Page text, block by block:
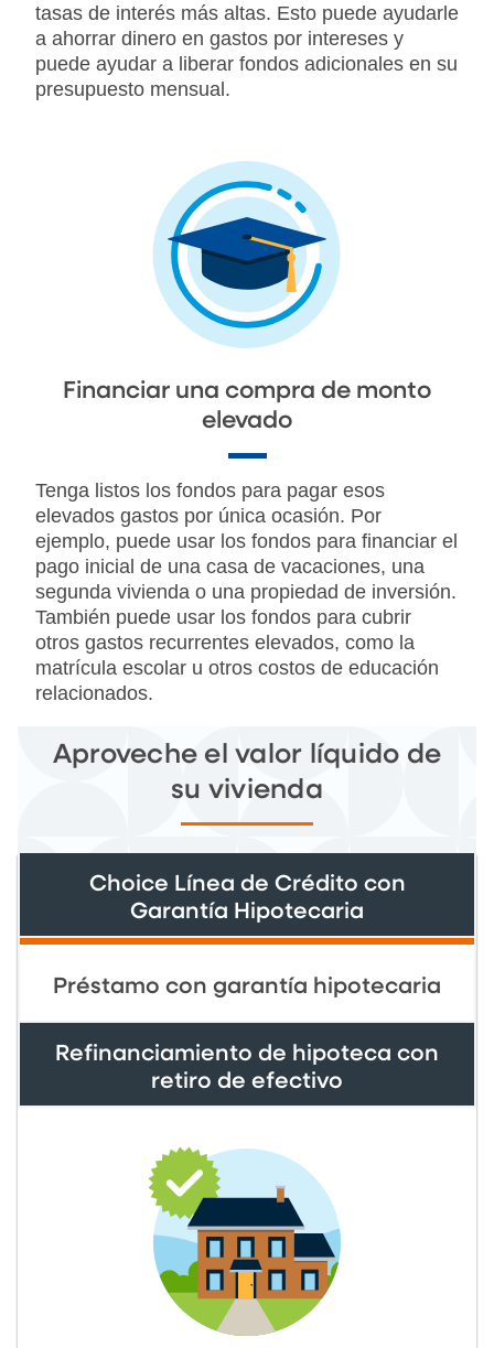
tasas de interés más altas. Esto puede ayudarle
a ahorrar dinero en gastos por intereses y
puede ayudar a liberar fondos adicionales en su
presupuesto mensual.
Financiar una compra de monto
elevado
Tenga listos los fondos para pagar esos
elevados gastos por única ocasión. Por
ejemplo, puede usar los fondos para financiar el
pago inicial de una casa de vacaciones, una
segunda vivienda o una propiedad de inversión.
También puede usar los fondos para cubrir
otros gastos recurrentes elevados, como la
matrícula escolar u otros costos de educación
relacionados.
Aproveche el valor líquido de
su vivienda
Choice Línea de Crédito con
Garantía Hipotecaria
Préstamo con garantía hipotecaria
Refinanciamiento de hipoteca con
retiro de efectivo